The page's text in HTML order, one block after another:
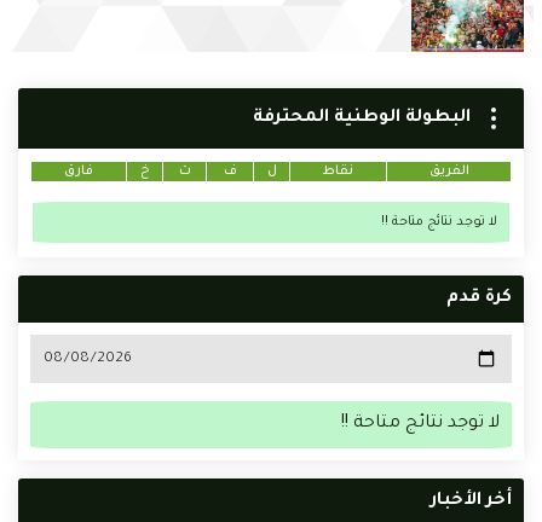
البطولة الوطنية المحترفة
الفريق نقاط ل ف ت خ فارق
لا توجد نتائج متاحة !!
كرة قدم
لا توجد نتائج متاحة !!
أخر الأخبار